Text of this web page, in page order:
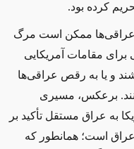
کرده بود.
عراقی‌ها ممکن است مرگ
برای مقامات آمریکایی
و یا به رقص عراقی‌ها
برعکس، مسیری
به عراق مستقل تأكید بر
است؛ همانطور که